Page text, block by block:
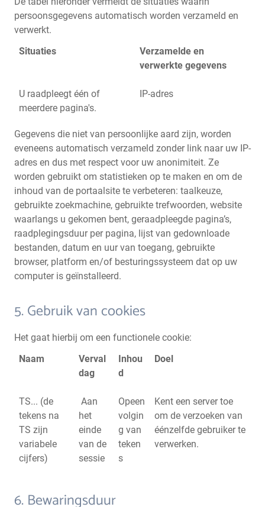
persoonsgegevens automatisch worden verzameld en
verwerkt.
Situaties
Verzamelde en
verwerkte gegevens
U raadpleegt één of
meerdere pagina's.
IP-adres
Gegevens die niet van persoonlijke aard zijn, worden
eveneens automatisch verzameld zonder link naar uw IP-
adres en dus met respect voor uw anonimiteit. Ze
worden gebruikt om statistieken op te maken en om de
inhoud van de portaalsite te verbeteren: taalkeuze,
gebruikte zoekmachine, gebruikte trefwoorden, website
waarlangs u gekomen bent, geraadpleegde pagina’s,
raadplegingsduur per pagina, lijst van gedownloade
bestanden, datum en uur van toegang, gebruikte
browser, platform en/of besturingssysteem dat op uw
computer is geïnstalleerd.
5. Gebruik van cookies
Het gaat hierbij om een functionele cookie:
Naam
Verval
dag
Inhou
d
Doel
TS... (de
tekens na
TS zijn
variabele
cijfers)
Aan
het
einde
van de
sessie
Opeen
volgin
g van
teken
s
Kent een server toe
om de verzoeken van
éénzelfde gebruiker te
verwerken.
6. Bewaringsduur